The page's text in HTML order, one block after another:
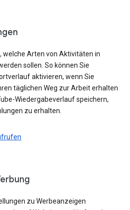
welche Arten von Aktivitäten in
sollen. So können Sie
aktivieren, wenn Sie
täglichen Weg zur Arbeit erhalten
Wiedergabeverlauf speichern,
zu erhalten.
zu Werbeanzeigen